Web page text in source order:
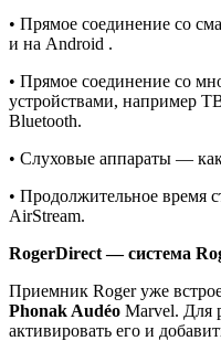
• Прямое соединение со
и на Android .
• Прямое соединение со
устройствами, например
Bluetooth.
• Слуховые аппараты —
• Продолжительное время
AirStream.
RogerDirect — система
Приемник Roger уже
Phonak Audéo Marvel. Для
активировать его и